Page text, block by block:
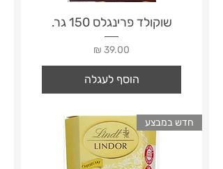
שוקולד פרינגלס 150 גר.
מחיר
הוסף לעגלה
חדש במבצע